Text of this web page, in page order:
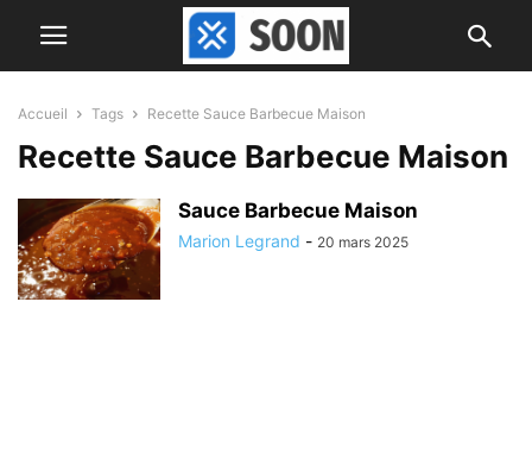
Accueil Tags Recette Sauce Barbecue Maison
Recette Sauce Barbecue Maison
Sauce Barbecue Maison
Marion Legrand - 20 mars 2025